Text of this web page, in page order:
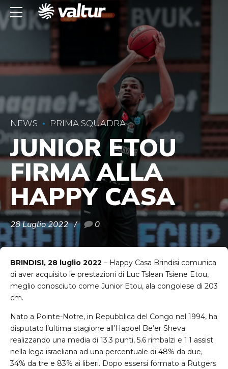
NEWS PRIMA SQUADRA
JUNIOR ETOU
FIRMA ALLA
HAPPY CASA
28 Luglio 2022 0
BRINDISI, 28 luglio 2022 – Happy Casa Brindisi comunica
di aver acquisito le prestazioni di Luc Tslean Tsiene Etou,
meglio conosciuto come Junior Etou, ala congolese di 203
cm.
Nato a Pointe-Notre, in Repubblica del Congo nel 1994, ha
disputato l’ultima stagione all’Hapoel Be’er Sheva
realizzando una media di 13.3 punti, 5.6 rimbalzi e 1.1 assist
nella lega israeliana ad una percentuale di 48% da due,
34% da tre e 83% ai liberi. Dopo essersi formato a Rutgers